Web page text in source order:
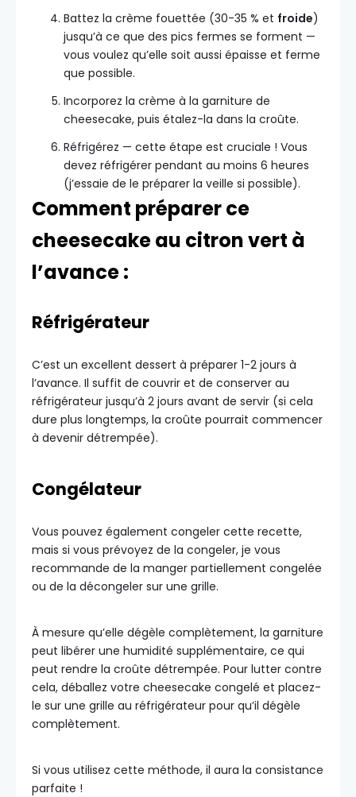
Battez la crème fouettée (30-35 % et froide)
jusqu’à ce que des pics fermes se forment —
vous voulez qu’elle soit aussi épaisse et ferme
que possible.
Incorporez la crème à la garniture de
cheesecake, puis étalez-la dans la croûte.
Réfrigérez — cette étape est cruciale ! Vous
devez réfrigérer pendant au moins 6 heures
(j’essaie de le préparer la veille si possible).
Comment préparer ce
cheesecake au citron vert à
l’avance :
Réfrigérateur
C’est un excellent dessert à préparer 1-2 jours à
l’avance. Il suffit de couvrir et de conserver au
réfrigérateur jusqu’à 2 jours avant de servir (si cela
dure plus longtemps, la croûte pourrait commencer
à devenir détrempée).
Congélateur
Vous pouvez également congeler cette recette,
mais si vous prévoyez de la congeler, je vous
recommande de la manger partiellement congelée
ou de la décongeler sur une grille.
À mesure qu’elle dégèle complètement, la garniture
peut libérer une humidité supplémentaire, ce qui
peut rendre la croûte détrempée. Pour lutter contre
cela, déballez votre cheesecake congelé et placez-
le sur une grille au réfrigérateur pour qu’il dégèle
complètement.
Si vous utilisez cette méthode, il aura la consistance
parfaite !